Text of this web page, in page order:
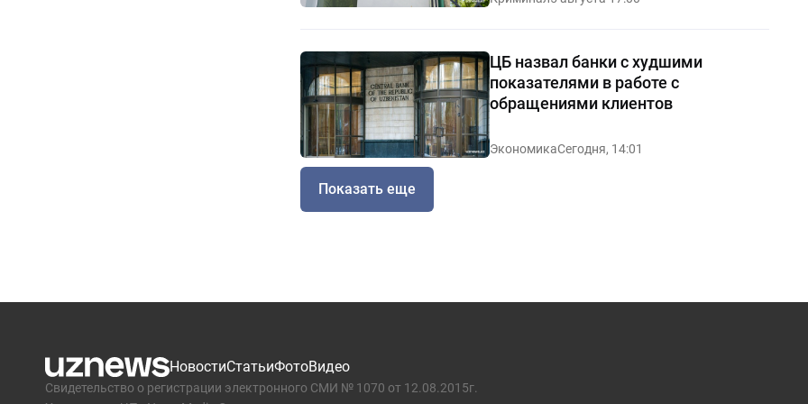
ЦБ назвал банки с худшими
показателями в работе с
обращениями клиентов
ЭкономикаСегодня, 14:01
Показать еще
НовостиСтатьиФотоВидео
Свидетельство о регистрации электронного СМИ № 1070 от 12.08.2015г.